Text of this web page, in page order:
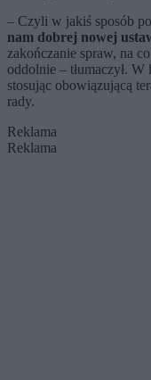
– Czyli w jakiś sposób
nam dobrej nowej
zakończanie spraw, na
oddolnie – tłumaczył.
stosując obowiązującą
rady.
Reklama
Reklama